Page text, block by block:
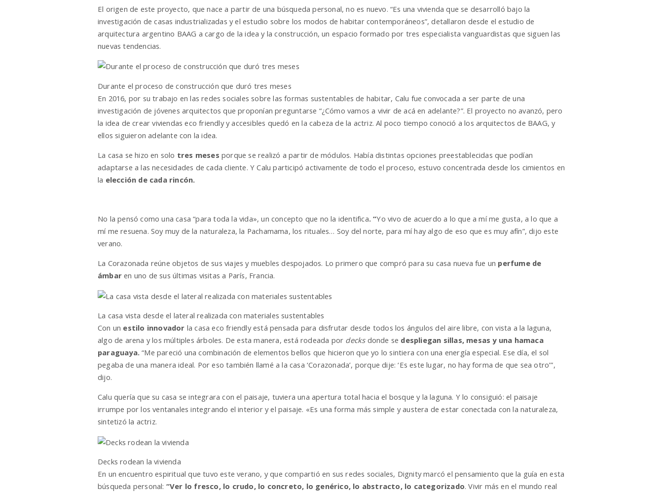
El origen de este proyecto, que nace a partir de una búsqueda personal, no es nuevo. “Es una vivienda que se desarrolló bajo la
investigación de casas industrializadas y el estudio sobre los modos de habitar contemporáneos”, detallaron desde el estudio de
arquitectura argentino BAAG a cargo de la idea y la construcción, un espacio formado por tres especialista vanguardistas que siguen las
nuevas tendencias.
Durante el proceso de construcción que duró tres meses
En 2016, por su trabajo en las redes sociales sobre las formas sustentables de habitar, Calu fue convocada a ser parte de una
investigación de jóvenes arquitectos que proponían preguntarse “¿Cómo vamos a vivir de acá en adelante?”. El proyecto no avanzó, pero
la idea de crear viviendas eco friendly y accesibles quedó en la cabeza de la actriz. Al poco tiempo conoció a los arquitectos de BAAG, y
ellos siguieron adelante con la idea.
La casa se hizo en solo tres mesesporque se realizó a partir de módulos. Había distintas opciones preestablecidas que podían
adaptarse a las necesidades de cada cliente. Y Calu participó activamente de todo el proceso, estuvo concentrada desde los cimientos en
la elección de cada rincón.
No la pensó como una casa “para toda la vida», un concepto que no la identifica.“Yo vivo de acuerdo a lo que a mí me gusta, a lo que a
mí me resuena. Soy muy de la naturaleza, la Pachamama, los rituales… Soy del norte, para mí hay algo de eso que es muy afín”, dijo este
verano.
La Corazonada reúne objetos de sus viajes y muebles despojados. Lo primero que compró para su casa nueva fue un perfume de
ámbar en uno de sus últimas visitas a París, Francia.
La casa vista desde el lateral realizada con materiales sustentables
Con un estilo innovador la casa eco friendly está pensada para disfrutar desde todos los ángulos del aire libre, con vista a la laguna,
algo de arena y los múltiples árboles. De esta manera, está rodeada por decksdonde se despliegan sillas, mesas y una hamaca
paraguaya. “Me pareció una combinación de elementos bellos que hicieron que yo lo sintiera con una energía especial. Ese día, el sol
pegaba de una manera ideal. Por eso también llamé a la casa ‘Corazonada’, porque dije: ‘Es este lugar, no hay forma de que sea otro’”,
dijo.
Calu quería que su casa se integrara con el paisaje, tuviera una apertura total hacia el bosque y la laguna. Y lo consiguió: el paisaje
irrumpe por los ventanales integrando el interior y el paisaje. «Es una forma más simple y austera de estar conectada con la naturaleza,
sintetizó la actriz.
Decks rodean la vivienda
En un encuentro espiritual que tuvo este verano, y que compartió en sus redes sociales, Dignity marcó el pensamiento que la guía en esta
búsqueda personal: “Ver lo fresco, lo crudo, lo concreto, lo genérico, lo abstracto, lo categorizado. Vivir más en el mundo real